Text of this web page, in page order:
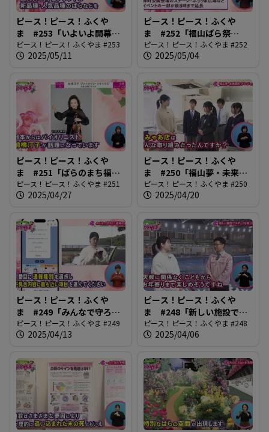
ピース！ピース！ふくや
ま #253「いよいよ開幕！
Rose Expo」
ピース！ピース！ふくやま #253
2025/05/11
ピース！ピース！ふくや
ま #252「福山ばら祭
2025」
ピース！ピース！ふくやま #252
2025/05/04
ピース！ピース！ふくや
ま #251「ばらのまち福山
国際音楽祭2025」
ピース！ピース！ふくやま #251
2025/04/27
ピース！ピース！ふくや
ま #250「福山夢・未来開
花プロジェクト」
ピース！ピース！ふくやま #250
2025/04/20
ピース！ピース！ふくや
ま #249「みんなで守ろ
う！道路の安全」
ピース！ピース！ふくやま #249
2025/04/13
ピース！ピース！ふくや
ま #248「新しい施設でス
ポーツを楽しもう！」
ピース！ピース！ふくやま #248
2025/04/06